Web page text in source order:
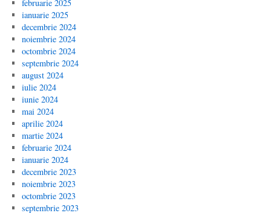
februarie 2025
ianuarie 2025
decembrie 2024
noiembrie 2024
octombrie 2024
septembrie 2024
august 2024
iulie 2024
iunie 2024
mai 2024
aprilie 2024
martie 2024
februarie 2024
ianuarie 2024
decembrie 2023
noiembrie 2023
octombrie 2023
septembrie 2023